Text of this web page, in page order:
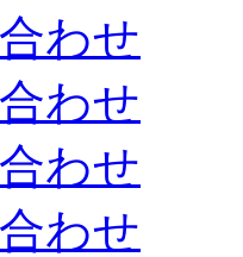
わせ
わせ
わせ
わせ